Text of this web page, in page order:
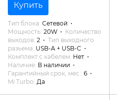
Купить
Тип блока Сетевой
Мощность 20W
Количество
выходов 2
Тип выходного
разьема USB-A + USB-C
Комплект с кабелем Нет
Наличие В наличии
Гарантийный срок, мес. 6
Mi Turbo Да